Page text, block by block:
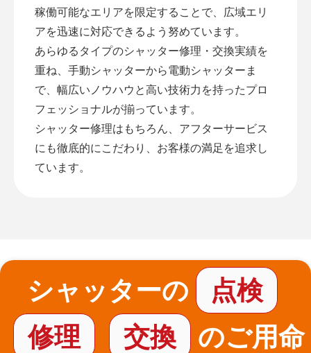
稼働可能なエリアを限定することで、広域エリ
アを迅速に対応できるよう努めています。
あらゆるタイプのシャッター修理・交換実績を
重ね、手動シャッターから電動シャッターま
で、幅広いノウハウと高い技術力を持ったプロ
フェッショナルが揃っています。
シャッター修理はもちろん、アフターサービス
にも徹底的にこだわり、お客様の満足を追求し
ています。
シャッターの
点検
修理
交換
のご用命